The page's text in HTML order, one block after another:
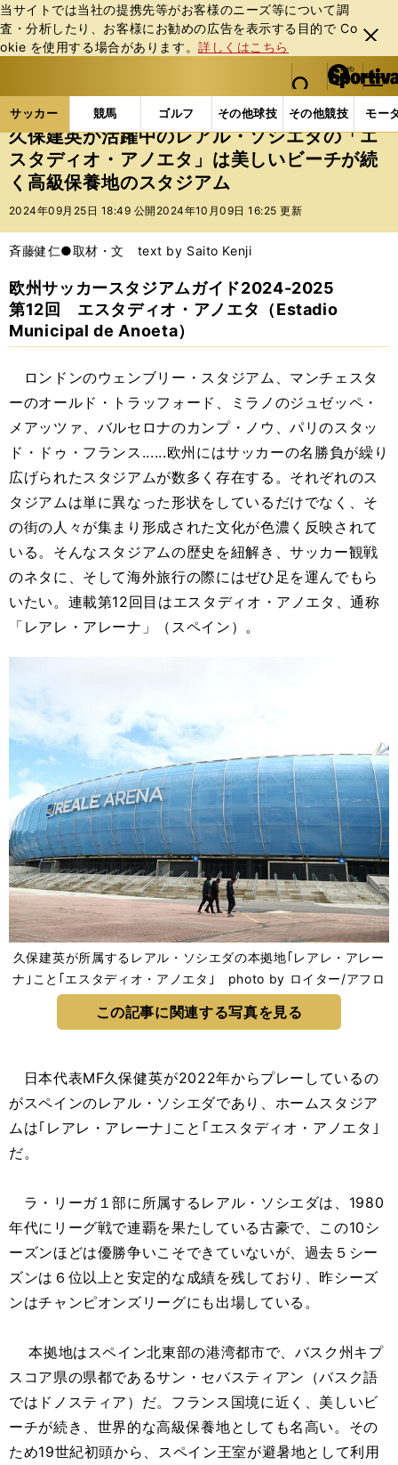
当サイトでは当社の提携先等がお客様のニーズ等について調
査・分析したり、お客様にお勧めの広告を表⽰する⽬的で Co
okie を使⽤する場合があります。詳しくはこちら
閉じ
る
web Sportiva (webスポルティーバ)
検索
マイペ
ー
ジ
メニュ
サッカー 競馬 ゴルフ その他球技 その他競技 モー
ス
ポ
ル
テ
ー
バ
サッカーの記事一覧 海外サッカー 久保建英が活躍
久保建英が活躍中のレアル・ソシエダの「エ
スタディオ・アノエタ」は美しいビーチが続
く高級保養地のスタジアム
2024年09月25日 18:49 公開 2024年10月09日 16:25 更新
斉藤健仁●取材・文 text by Saito Kenji
欧州サッカースタジアムガイド2024-2025
第12回 エスタディオ・アノエタ（Estadio
Municipal de Anoeta）
ロンドンのウェンブリー・スタジアム、マンチェスタ
ーのオールド・トラッフォード、ミラノのジュゼッペ・
メアッツァ、バルセロナのカンプ・ノウ、パリのスタッ
ド・ドゥ・フランス......欧州にはサッカーの名勝負が繰り
広げられたスタジアムが数多く存在する。それぞれのス
タジアムは単に異なった形状をしているだけでなく、そ
の街の人々が集まり形成された文化が色濃く反映されて
いる。そんなスタジアムの歴史を紐解き、サッカー観戦
のネタに、そして海外旅行の際にはぜひ足を運んでもら
いたい。連載第12回目はエスタディオ・アノエタ、通称
「レアレ・アレーナ」（スペイン）。
久保建英が所属するレアル・ソシエダの本拠地｢レアレ・アレー
ナ｣こと｢エスタディオ・アノエタ｣ photo by ロイター/アフロ
この記事に関連する写真を見る
日本代表MF久保健英が2022年からプレーしているの
がスペインのレアル・ソシエダであり、ホームスタジア
ムは｢レアレ・アレーナ｣こと｢エスタディオ・アノエタ｣
だ。
ラ・リーガ１部に所属するレアル・ソシエダは、1980
年代にリーグ戦で連覇を果たしている古豪で、この10シ
ーズンほどは優勝争いこそできていないが、過去５シー
ズンは６位以上と安定的な成績を残しており、昨シーズ
ンはチャンピオンズリーグにも出場している。
本拠地はスペイン北東部の港湾都市で、バスク州キプ
スコア県の県都であるサン・セバスティアン（バスク語
ではドノスティア）だ。フランス国境に近く、美しいビ
ーチが続き、世界的な高級保養地としても名高い。その
ため19世紀初頭から、スペイン王室が避暑地として利用